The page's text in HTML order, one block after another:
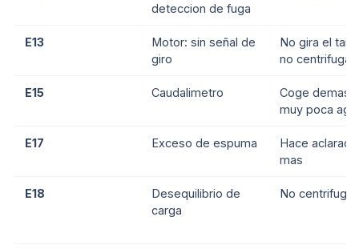
deteccion de fuga
E13
Motor: sin señal de
giro
No gira el
no centrifuga
E15 Caudalimetro
Coge
muy poca
E17 Exceso de espuma
Hace
mas
E18
Desequilibrio de
carga
No centrifuga